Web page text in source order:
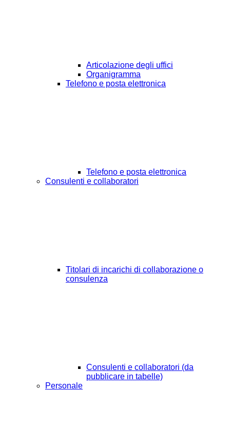
Articolazione degli uffici
Organigramma
Telefono e posta elettronica
Telefono e posta elettronica
Consulenti e collaboratori
Titolari di incarichi di collaborazione o
consulenza
Consulenti e collaboratori (da
pubblicare in tabelle)
Personale